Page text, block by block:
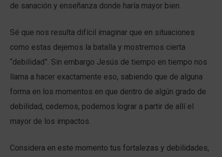
de sanación y enseñanza donde haría mayor bien.
Sé que nos resulta difícil imaginar que en situaciones
como estas dejemos la batalla y mostremos cierta
“debilidad”. Sin embargo Jesús de tiempo en tiempo nos
llama a hacer exactamente eso, sabiendo que de alguna
forma en los momentos en que dentro de algún grado de
debilidad, cedemos, podemos lograr a partir de allí el
mayor de los impactos.
Considera en este momento tus fortalezas y debilidades,